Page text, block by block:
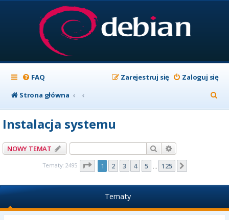
FAQ Zaloguj się
Zarejestruj się
Strona główna
z
Instalacja systemu
NOWY TEMAT Szukaj
Tematy: 2495 Strona z125
1 2 3 4 5 125
Tematy